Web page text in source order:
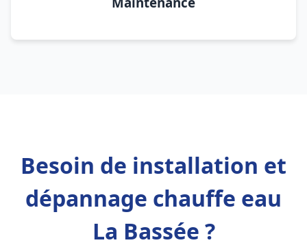
Besoin de installation et
dépannage chauffe eau
La Bassée ?